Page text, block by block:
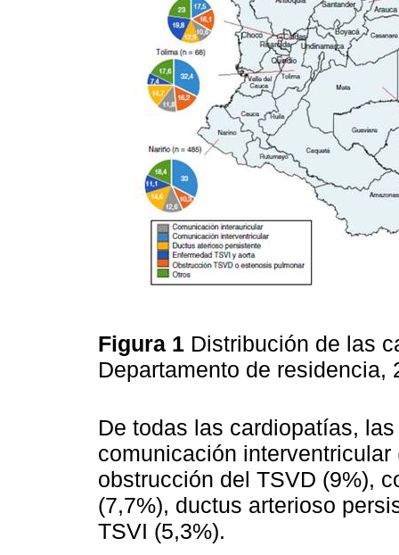
Figura 1 Distribución de las
Departamento de residencia,
De todas las cardiopatías,
comunicación
obstrucción del TSVD (9%),
(7,7%), ductus arterioso
TSVI (5,3%).